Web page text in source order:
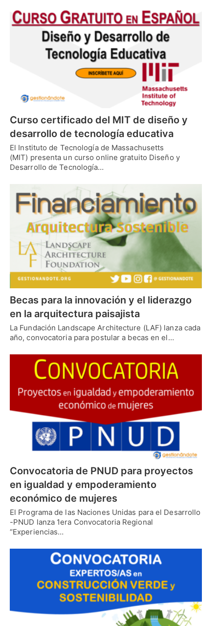
Curso certificado del MIT de diseño y
desarrollo de tecnología educativa
El Instituto de Tecnología de Massachusetts
(MIT) presenta un curso online gratuito Diseño y
Desarrollo de Tecnología…
Becas para la innovación y el liderazgo
en la arquitectura paisajista
La Fundación Landscape Architecture (LAF) lanza cada
año, convocatoria para postular a becas en el…
Convocatoria de PNUD para proyectos
en igualdad y empoderamiento
económico de mujeres
El Programa de las Naciones Unidas para el Desarrollo
-PNUD lanza 1era Convocatoria Regional
“Experiencias…